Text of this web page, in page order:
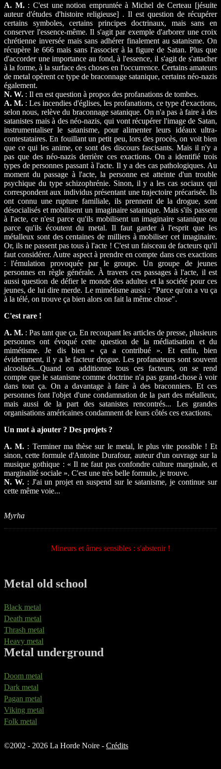
A. M.: C'est une notion empruntée à Michel de Certeau [jésuite
auteur d'études d'histoire religieuse] . Il est question de récupérer
certains symboles, certains principes doctrinaux, mais sans en
conserver l'essence-même. Il s'agit par exemple d'arborer une croix
chrétienne inversée mais sans adhérer finalement au satanisme. On
récupère le 666 mais sans l'associer à la figure de Satan. Plus que
d'accorder une importance au fond, à l'essence, il s'agit de s'attacher
à la forme, à la surface des choses en l'occurrence. Certains amateurs
de metal opèrent ce type de braconnage satanique, certains néo-nazis
également.
N. W. : Il en est question à propos des profanations de tombes.
A. M. : Les incendies d'églises, les profanations, ce type d'exactions,
selon nous, relève du braconnage satanique. On n'a pas à faire à des
satanistes mais à des néo-nazis, qui vont récupérer l'image de Satan,
instrumentaliser le satanisme, pour alimenter leurs idéaux ultra-
contestataires. En fouillant un petit peu, lors des procès, on voit bien
que ce qui les anime, ce sont des discours fascisants. Mais il n'y a
pas que des néo-nazis derrière ces exactions. On a identifié trois
types de personnes passant à l'acte. Il y a des cas pathologiques. Au
moment du passage à l'acte, la personne est atteinte d'un trouble
psychique du type schizophrénie. Sinon, il y a les cas sociaux qui
correspondent aux individus présentant une trajectoire précarisée. Ils
ont connu une rupture familiale, ils prennent de la drogue, sont
désocialisés et mobilisent un imaginaire satanique. Mais s'ils passent
à l'acte, ce n'est parce qu'ils mobilisent un imaginaire satanique ou
parce qu'ils écoutent du metal. Il faut garder à l'esprit que les
métalleux sont des centaines de milliers à mobiliser cet imaginaire.
Or, ils ne passent pas tous à l'acte ! C'est un faisceau de facteurs qu'il
faut considérer. Autre aspect à prendre en compte dans ces exactions
: l'émulation provoquée par le groupe. Un groupe de jeunes
personnes en règle générale. À travers ces passages à l'acte, il est
aussi question de défier le monde des adultes et la société pour ces
jeunes, de lui dire merde. Le mimétisme aussi : "Parce qu'on a vu ça
à la télé, on trouve ça bien alors on fait la même chose".
C'est rare !
A. M. : Pas tant que ça. En recoupant les articles de presse, plusieurs
personnes ont évoqué cette question de la médiatisation et du
mimétisme. Je dis bien « ça a contribué ». Et enfin, bien
évidemment, il y a le facteur drogue. Les profanateurs sont souvent
alcoolisés...Quand on additionne tous ces facteurs, on se rend
compte que le satanisme comme doctrine n'a pas grand-chose à voir
dans tout ça. On a davantage à faire à des braconniers. Et ces
personnes font l'objet d'une condamnation de la part des métalleux,
mais aussi de la part des satanistes rencontrés... Les grandes
organisations américaines condamnent de leurs côtés ces exactions.
Un mot à ajouter ? Des projets ?
A. M. : Terminer ma thèse sur le metal, le plus vite possible ! Et
sinon, cette formule d'Antoine Durafour, auteur d'un ouvrage sur la
musique gothique : « Il ne faut pas confondre culture marginale, et
marginalité sociale ». C'est une très belle formule, je trouve.
N. W.: J'ai un projet en suspend sur le satanisme, je continue sur
cette même voie...
Myrha
Mineurs et âmes sensibles : s'abstenir !
Metal old school
Black metal
Death metal
Thrash metal
Heavy metal
Metal underground
Doom metal
Dark metal
Pagan metal
Viking metal
Folk metal
©2002 - 2026 La Horde Noire - Crédits